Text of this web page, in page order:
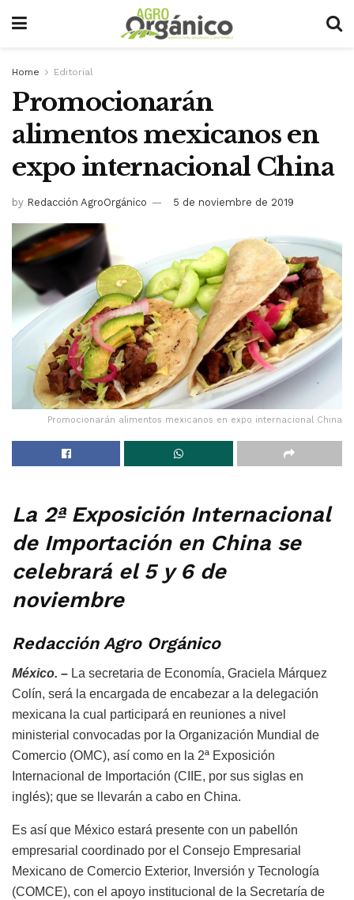
Home Editorial
Promocionarán
alimentos mexicanos en
expo internacional China
by Redacción AgroOrgánico 5 de noviembre de 2019
Promocionarán alimentos mexicanos en expo internacional China
La 2ª Exposición Internacional
de Importación en China se
celebrará el 5 y 6 de
noviembre
Redacción Agro Orgánico
México. – La secretaria de Economía, Graciela Márquez
Colín, será la encargada de encabezar a la delegación
mexicana la cual participará en reuniones a nivel
ministerial convocadas por la Organización Mundial de
Comercio (OMC), así como en la 2ª Exposición
Internacional de Importación (CIIE, por sus siglas en
inglés); que se llevarán a cabo en China.
Es así que México estará presente con un pabellón
empresarial coordinado por el Consejo Empresarial
Mexicano de Comercio Exterior, Inversión y Tecnología
(COMCE), con el apoyo institucional de la Secretaría de